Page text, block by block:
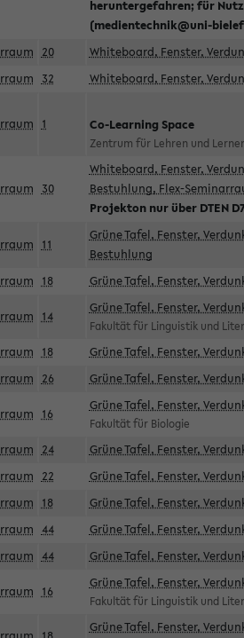
heruntergefahren; für
(medientechnik@uni-
20 Whiteboard, Fenster,
32 Whiteboard, Fenster,
1 Co-Learning Space
Zentrum für Lehren und
30
Whiteboard, Fenster,
Bestuhlung, Flex-
Projekton nur über DTEN
11
Grüne Tafel, Fenster,
Bestuhlung
18 Grüne Tafel, Fenster,
14
Grüne Tafel, Fenster,
Fakultät für Linguistik und
18 Grüne Tafel, Fenster,
26 Grüne Tafel, Fenster,
16
Grüne Tafel, Fenster,
Fakultät für Biologie
24 Grüne Tafel, Fenster,
22 Grüne Tafel, Fenster,
18 Grüne Tafel, Fenster,
44 Grüne Tafel, Fenster,
44 Grüne Tafel, Fenster,
16
Grüne Tafel, Fenster,
Fakultät für Linguistik und
Grüne Tafel, Fenster,